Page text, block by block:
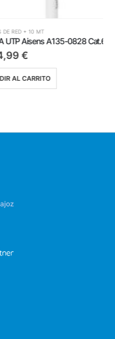
MT
Cable de Red RJ45 AWG26 CCA UTP Aisens A135-0828 Cat.6/ 20m/ Blanco